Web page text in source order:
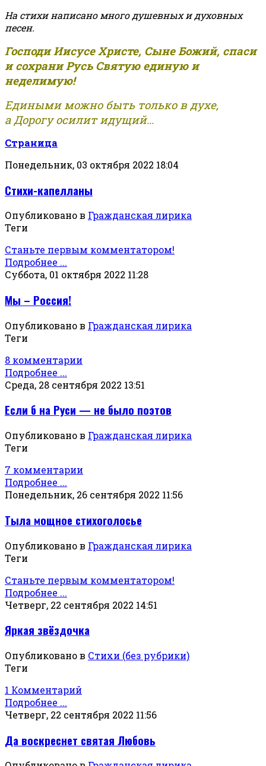
На стихи написано много душевных и духовных
песен.
Господи Иисусе Христе, Сыне Божий, спаси
и сохрани Русь Святую единую и
неделимую!
Едиными можно быть только в духе,
а Дорогу осилит идущий...
Страница
Понедельник, 03 октября 2022 18:04
Стихи-капелланы
Опубликовано в Гражданская лирика
Теги
Станьте первым комментатором!
Подробнее ...
Суббота, 01 октября 2022 11:28
Мы – Россия!
Опубликовано в Гражданская лирика
Теги
8 комментарии
Подробнее ...
Среда, 28 сентября 2022 13:51
Если б на Руси — не было поэтов
Опубликовано в Гражданская лирика
Теги
7 комментарии
Подробнее ...
Понедельник, 26 сентября 2022 11:56
Тыла мощное стихоголосье
Опубликовано в Гражданская лирика
Теги
Станьте первым комментатором!
Подробнее ...
Четверг, 22 сентября 2022 14:51
Яркая звёздочка
Опубликовано в Стихи (без рубрики)
Теги
1 Комментарий
Подробнее ...
Четверг, 22 сентября 2022 11:56
Да воскреснет святая Любовь